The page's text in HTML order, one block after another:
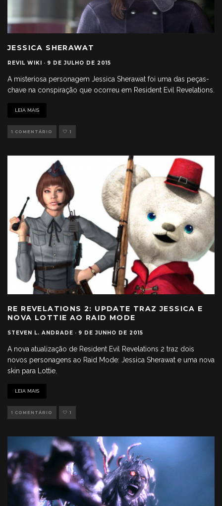
JESSICA SHERAWAT
REVIL WIKI · 9 DE JULHO DE 2015
A misteriosa personagem Jessica Sherawat foi uma das peças-
chave na conspiração que ocorreu em Resident Evil Revelations.
LEIA MAIS
1 COMENTÁRIO 1
RE REVELATIONS 2: UPDATE TRAZ JESSICA E
NOVA LOTTIE AO RAID MODE
STEVEN L. ANDRADE · 9 DE JUNHO DE 2015
A nova atualização de Resident Evil Revelations 2 traz dois
novos personagens ao Raid Mode: Jessica Sherawat e uma nova
skin para Lottie.
LEIA MAIS
1 COMENTÁRIO 1